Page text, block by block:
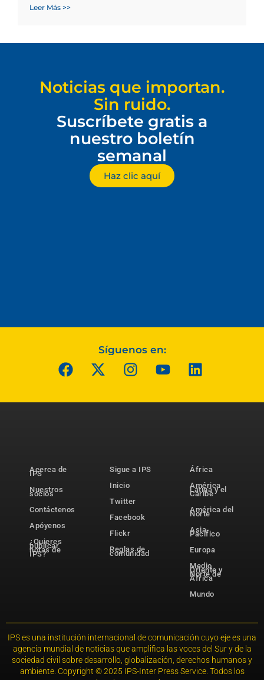
Leer Más >>
Noticias que importan.
Sin ruido.
Suscríbete gratis a
nuestro boletín
semanal
Haz clic aquí
Síguenos en:
Acerca de
IPS
Nuestros
socios
Contáctenos
Apóyenos
¿Quieres
publicar
notas de
IPS?
Sigue a IPS
Inicio
Twitter
Facebook
Flickr
Reglas de
comunidad
África
América
Latina y el
Caribe
América del
Norte
Asia-
Pacífico
Europa
Medio
Oriente y
Norte de
África
Mundo
IPS es una institución internacional de comunicación cuyo eje es una
agencia mundial de noticias que amplifica las voces del Sur y de la
sociedad civil sobre desarrollo, globalización, derechos humanos y
ambiente. Copyright © 2025 IPS-Inter Press Service. Todos los